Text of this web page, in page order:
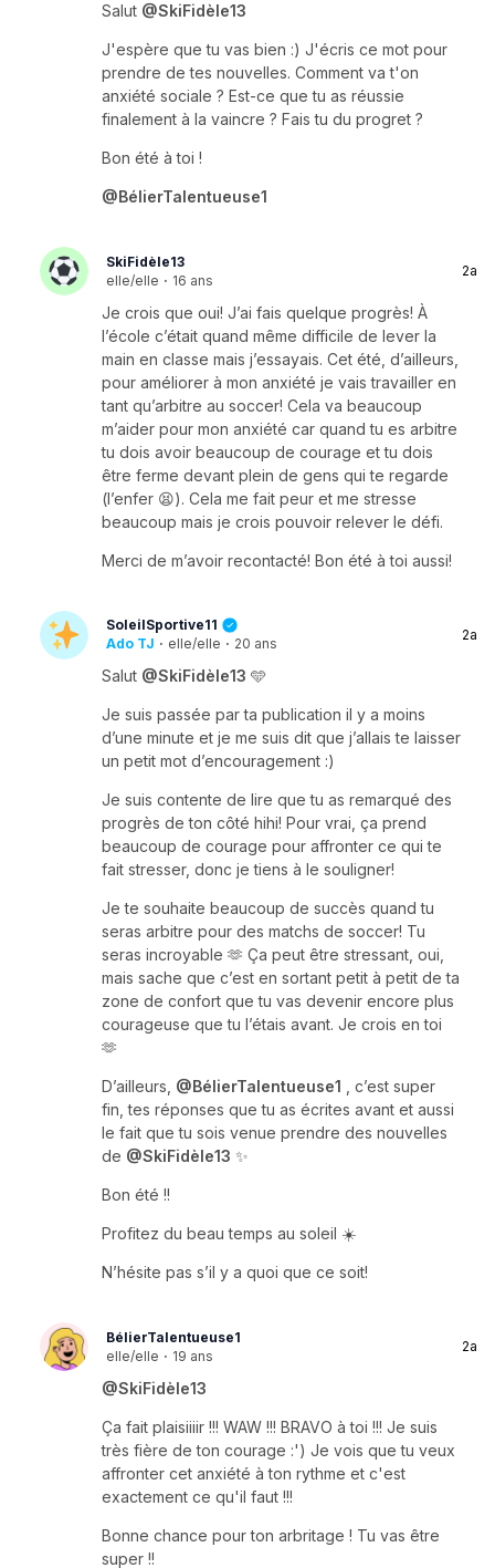
Salut @SkiFidèle13
J'espère que tu vas bien :) J'écris ce mot pour
prendre de tes nouvelles. Comment va t'on
anxiété sociale ? Est-ce que tu as réussie
finalement à la vaincre ? Fais tu du progret ?
Bon été à toi !
@BélierTalentueuse1
SkiFidèle13
elle/elle · 16 ans
2a
Je crois que oui! J’ai fais quelque progrès! À
l’école c’était quand même difficile de lever la
main en classe mais j’essayais. Cet été, d’ailleurs,
pour améliorer à mon anxiété je vais travailler en
tant qu’arbitre au soccer! Cela va beaucoup
m’aider pour mon anxiété car quand tu es arbitre
tu dois avoir beaucoup de courage et tu dois
être ferme devant plein de gens qui te regarde
(l’enfer 😫). Cela me fait peur et me stresse
beaucoup mais je crois pouvoir relever le défi.
Merci de m’avoir recontacté! Bon été à toi aussi!
SoleilSportive11
Ado TJ · elle/elle · 20 ans
2a
Salut @SkiFidèle13 🩵
Je suis passée par ta publication il y a moins
d’une minute et je me suis dit que j’allais te laisser
un petit mot d’encouragement :)
Je suis contente de lire que tu as remarqué des
progrès de ton côté hihi! Pour vrai, ça prend
beaucoup de courage pour affronter ce qui te
fait stresser, donc je tiens à le souligner!
Je te souhaite beaucoup de succès quand tu
seras arbitre pour des matchs de soccer! Tu
seras incroyable 🫶 Ça peut être stressant, oui,
mais sache que c’est en sortant petit à petit de ta
zone de confort que tu vas devenir encore plus
courageuse que tu l’étais avant. Je crois en toi
🫶
D’ailleurs, @BélierTalentueuse1 , c’est super
fin, tes réponses que tu as écrites avant et aussi
le fait que tu sois venue prendre des nouvelles
de @SkiFidèle13 ✨
Bon été !!
Profitez du beau temps au soleil ☀️
N’hésite pas s’il y a quoi que ce soit!
BélierTalentueuse1
elle/elle · 19 ans
2a
@SkiFidèle13
Ça fait plaisiiiir !!! WAW !!! BRAVO à toi !!! Je suis
très fière de ton courage :') Je vois que tu veux
affronter cet anxiété à ton rythme et c'est
exactement ce qu'il faut !!!
Bonne chance pour ton arbritage ! Tu vas être
super !!